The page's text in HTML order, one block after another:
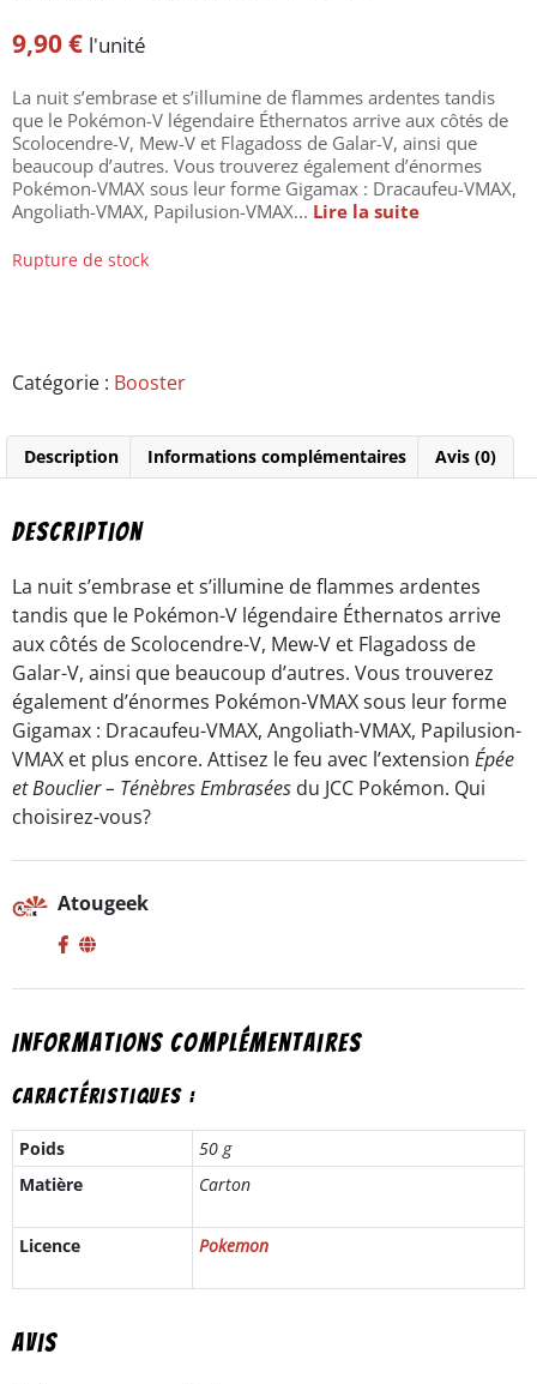
9,90€ l'unité
La nuit s’embrase et s’illumine de flammes ardentes tandis
que le Pokémon-V légendaire Éthernatos arrive aux côtés de
Scolocendre-V, Mew-V et Flagadoss de Galar-V, ainsi que
beaucoup d’autres. Vous trouverez également d’énormes
Pokémon-VMAX sous leur forme Gigamax : Dracaufeu-VMAX,
Angoliath-VMAX, Papilusion-VMAX... Lire la suite
Rupture de stock
Catégorie : Booster
Description Informations complémentaires Avis (0)
Description
La nuit s’embrase et s’illumine de flammes ardentes
tandis que le Pokémon-V légendaire Éthernatos arrive
aux côtés de Scolocendre-V, Mew-V et Flagadoss de
Galar-V, ainsi que beaucoup d’autres. Vous trouverez
également d’énormes Pokémon-VMAX sous leur forme
Gigamax : Dracaufeu-VMAX, Angoliath-VMAX, Papilusion-
VMAX et plus encore. Attisez le feu avec l’extension Épée
et Bouclier – Ténèbres Embrasées du JCC Pokémon. Qui
choisirez-vous?
Atougeek
Informations complémentaires
Caractéristiques :
Poids
50 g
Matière
Carton
Licence Pokemon
Avis